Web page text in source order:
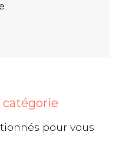
catégorie
pour vous